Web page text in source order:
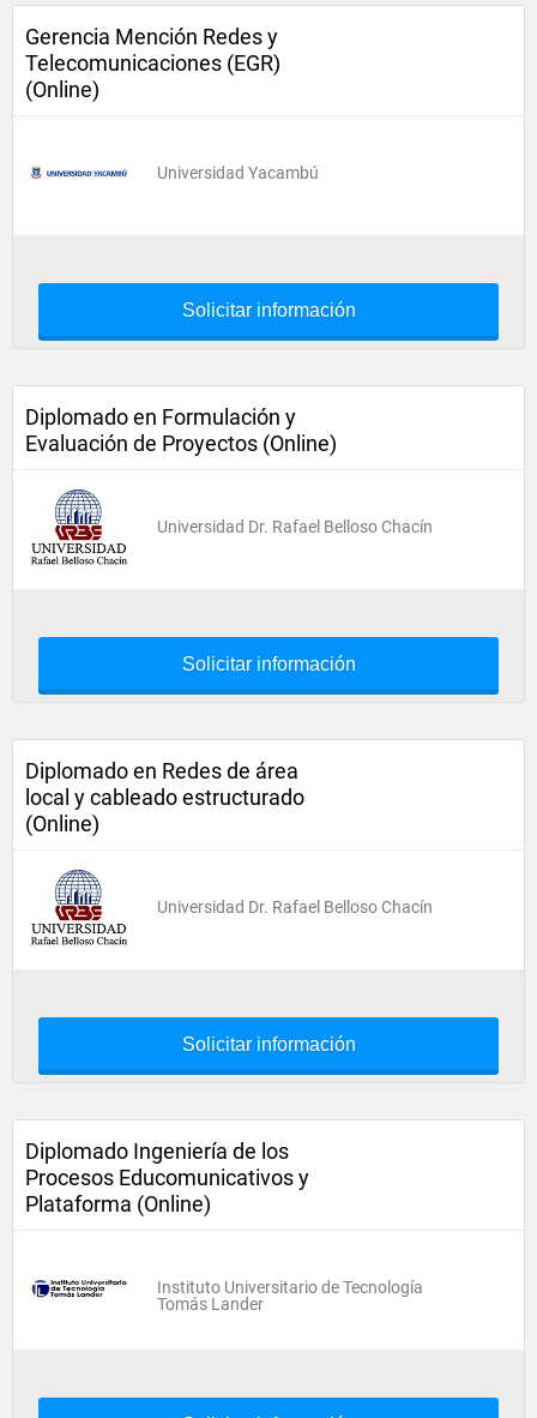
Gerencia Mención Redes y
Telecomunicaciones (EGR)
(Online)
Universidad Yacambú
Solicitar información
Diplomado en Formulación y
Evaluación de Proyectos (Online)
Universidad Dr. Rafael Belloso Chacín
Solicitar información
Diplomado en Redes de área
local y cableado estructurado
(Online)
Universidad Dr. Rafael Belloso Chacín
Solicitar información
Diplomado Ingeniería de los
Procesos Educomunicativos y
Plataforma (Online)
Instituto Universitario de Tecnología
Tomás Lander